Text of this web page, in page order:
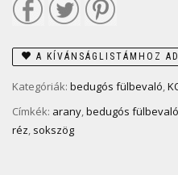
A KÍVÁNSÁGLISTÁMHOZ
Kategóriák: bedugós fülbevaló,
Címkék: arany,bedugós fülbevaló
réz, sokszög